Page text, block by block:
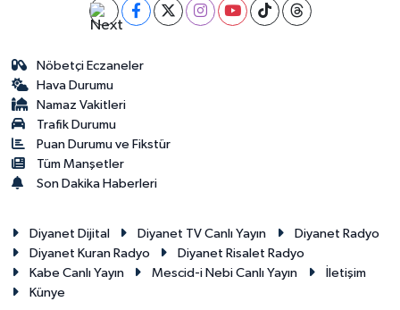
Nöbetçi Eczaneler
Hava Durumu
Namaz Vakitleri
Trafik Durumu
Puan Durumu ve Fikstür
Tüm Manşetler
Son Dakika Haberleri
Diyanet Dijital Diyanet TV Canlı Yayın
Diyanet Radyo
Diyanet Kuran Radyo
Diyanet Risalet Radyo
Kabe Canlı Yayın
Mescid-i Nebi Canlı Yayın
İletişim
Künye